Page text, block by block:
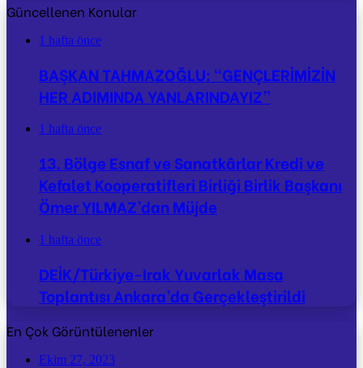
Güncellenen Konular
1 hafta önce
BAŞKAN TAHMAZOĞLU: “GENÇLERİMİZİN
HER ADIMINDA YANLARINDAYIZ”
1 hafta önce
13. Bölge Esnaf ve Sanatkârlar Kredi ve
Kefalet Kooperatifleri Birliği Birlik Başkanı
Ömer YILMAZ’dan Müjde
1 hafta önce
DEİK/Türkiye-Irak Yuvarlak Masa
Toplantısı Ankara’da Gerçekleştirildi
En Çok Görüntülenenler
Ekim 27, 2023